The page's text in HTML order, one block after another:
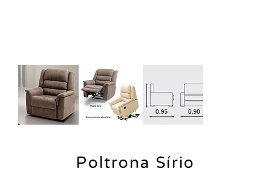
Poltrona Sírio